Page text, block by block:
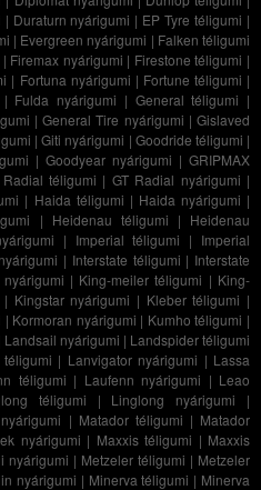
| Duraturn nyárigumi | EP Tyre téligumi |
| Evergreen nyárigumi | Falken téligumi
| Firemax nyárigumi | Firestone téligumi |
| Fortuna nyárigumi | Fortune téligumi |
| Fulda nyárigumi | General téligumi |
|General Tire nyárigumi |Gislaved
|Giti nyárigumi | Goodride téligumi |
| Goodyear nyárigumi | GRIPMAX
Radial téligumi | GT Radial nyárigumi |
| Haida téligumi | Haida nyárigumi |
| Heidenau téligumi | Heidenau
| Imperial téligumi | Imperial
| Interstate téligumi | Interstate
| King-meiler téligumi | King-
| Kingstar nyárigumi | Kleber téligumi |
| Kormoran nyárigumi | Kumho téligumi |
Landsail nyárigumi | Landspider téligumi
| Lanvigator nyárigumi | Lassa
téligumi | Laufenn nyárigumi | Leao
téligumi | Linglong nyárigumi |
| Matador téligumi | Matador
nyárigumi | Maxxis téligumi | Maxxis
nyárigumi | Metzeler téligumi | Metzeler
nyárigumi | Minerva téligumi | Minerva